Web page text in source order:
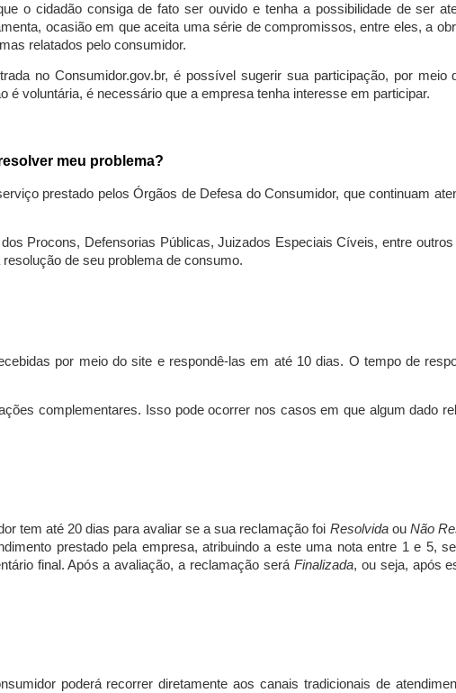
o cidadão consiga de fato ser ouvido e tenha a possibilidade de ser
ocasião em que aceita uma série de compromissos, entre eles, a
relatados pelo consumidor.
no Consumidor.gov.br, é possível sugerir sua participação, por meio
é voluntária, é necessário que a empresa tenha interesse em participar.
meu problema?
prestado pelos Órgãos de Defesa do Consumidor, que continuam
Procons, Defensorias Públicas, Juizados Especiais Cíveis, entre
de seu problema de consumo.
por meio do site e respondê-las em até 10 dias. O tempo de
complementares. Isso pode ocorrer nos casos em que algum dado
tem até 20 dias para avaliar se a sua reclamação foi Resolvidaou Não
prestado pela empresa, atribuindo a este uma nota entre 1 e 5,
final. Após a avaliação, a reclamação será Finalizada, ou seja, após
poderá recorrer diretamente aos canais tradicionais de